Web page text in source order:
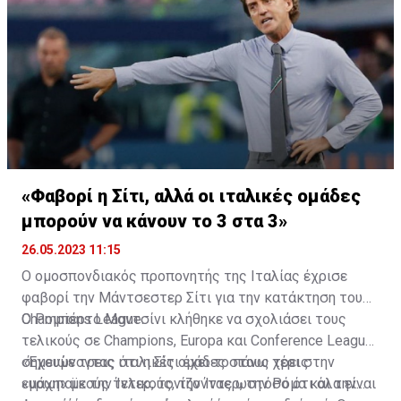
εβδομάδα, ισχυριζόμενος ότι έγινε «καλύτερος
προπονητής και καλύτερος άνθρωπος» με τα χρόνια
και τους συλλόγους (οκτώ σε είκοσι χρόνια ).
του (συμπεριλαμβανομένων τεσσάρων Champions
League).
«Φαβορί η Σίτι, αλλά οι ιταλικές ομάδες
μπορούν να κάνουν το 3 στα 3»
26.05.2023 11:15
Ο ομοσπονδιακός προπονητής της Ιταλίας έχρισε
φαβορί την Μάντσεστερ Σίτι για την κατάκτηση του
Champions League.
O Ρομπέρτο Μαντσίνι κλήθηκε να σχολιάσει τους
τελικούς σε Champions, Europa και Conference League,
σημειώνοντας ότι η Σίτι έχει το πάνω χέρι στην
«μάχη» με την Ίντερ, τονίζοντας ωστόσο ότι όλα είναι
«Έχουμε τρεις ιταλικές ομάδες στους τρεις
ευρωπαϊκούς τελικούς, την Ίντερ, την Ρόμα και την